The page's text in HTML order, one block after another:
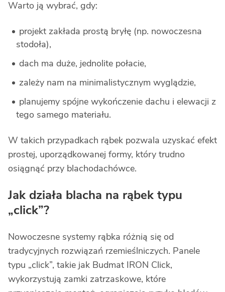
Warto ją wybrać, gdy:
projekt zakłada prostą bryłę (np. nowoczesna
stodoła),
dach ma duże, jednolite połacie,
zależy nam na minimalistycznym wyglądzie,
planujemy spójne wykończenie dachu i elewacji z
tego samego materiału.
W takich przypadkach rąbek pozwala uzyskać efekt
prostej, uporządkowanej formy, który trudno
osiągnąć przy blachodachówce.
Jak działa blacha na rąbek typu
„click”?
Nowoczesne systemy rąbka różnią się od
tradycyjnych rozwiązań rzemieślniczych. Panele
typu „click”, takie jak Budmat IRON Click,
wykorzystują zamki zatrzaskowe, które